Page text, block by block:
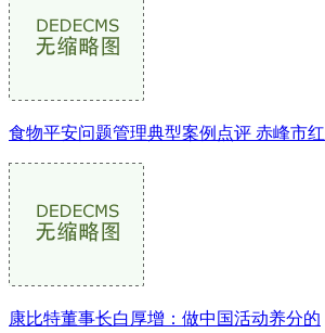
食物平安问题管理典型案例点评 赤峰市红
康比特董事长白厚增：做中国活动养分的